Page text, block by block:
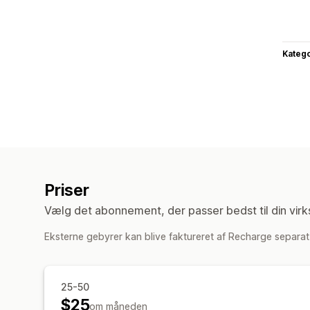
Priser
Vælg det abonnement, der passer bedst til din
Eksterne gebyrer kan blive faktureret af Recharge
25-50
$25om måneden